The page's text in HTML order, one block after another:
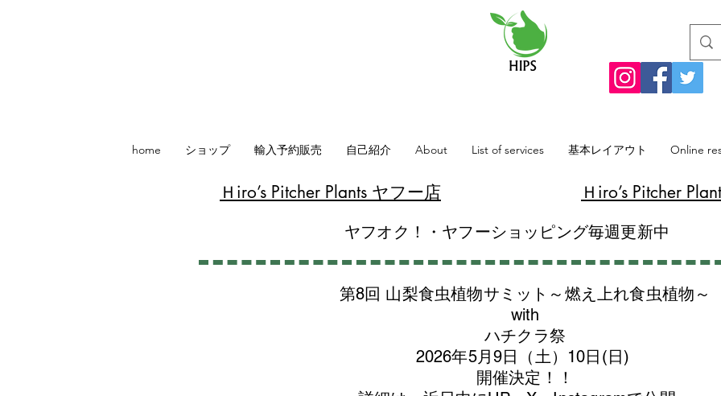
home ショップ 輸入予約販売 自己紹介 About List of services 基本レイアウト Online
​Ｈiro’s Pitcher Plants ヤフー店 Ｈiro’s Pitcher
ヤフオク！・ヤフーショッピング毎週更新中
第8回 山梨食虫植物サミット～燃え上れ食虫植物～
with
​ハチクラ祭
2026年5月9日（土）10日(日)
​開催決定！！